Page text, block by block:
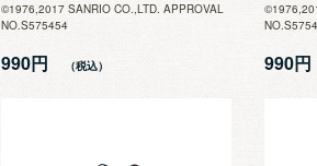
©1976,2017 SANRIO CO.,LTD. APPROVAL
NO.S575454
990円 990円